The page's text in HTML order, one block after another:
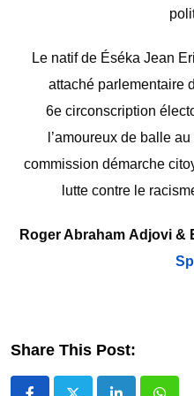
Le natif de Éséka Jean
attaché parlementaire
6e circonscription
l’amoureux de balle
commission démarche
lutte contre le
Roger Abraham Adjovi &
Share This Post: